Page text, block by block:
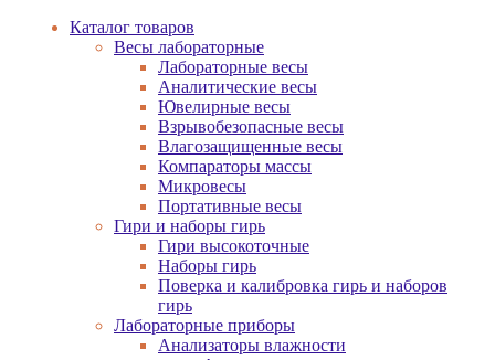
Каталог товаров
Весы лабораторные
Лабораторные весы
Аналитические весы
Ювелирные весы
Взрывобезопасные весы
Влагозащищенные весы
Компараторы массы
Микровесы
Портативные весы
Гири и наборы гирь
Гири высокоточные
Наборы гирь
Поверка и калибровка гирь и наборов
гирь
Лабораторные приборы
Анализаторы влажности